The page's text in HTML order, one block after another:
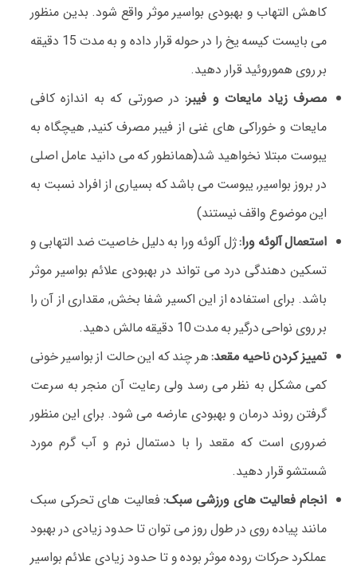
کاهش التهاب و بهبودی بواسیر موثر واقع شود. بدین منظور
می بایست کیسه یخ را در حوله قرار داده و به مدت 15 دقیقه
بر روی هموروئید قرار دهید.
مصرف زیاد مایعات و فیبر:در صورتی که به اندازه کافی
مایعات و خوراکی های غنی از فیبر مصرف کنید, هیچگاه به
یبوست مبتلا نخواهید شد(همانطور که می دانید عامل اصلی
در بروز بواسیر, یبوست می باشد که بسیاری از افراد نسبت به
این موضوع واقف نیستند)
استعمال آلوئه ورا:ژل آلوئه ورا به دلیل خاصیت ضد التهابی و
تسکین دهندگی درد می تواند در بهبودی علائم بواسیر موثر
باشد. برای استفاده از این اکسیر شفا بخش, مقداری از آن را
بر روی نواحی درگیر به مدت 10 دقیقه مالش دهید.
تمییز کردن ناحیه مقعد:هر چند که این حالت از بواسیر خونی
کمی مشکل به نظر می رسد ولی رعایت آن منجر به سرعت
گرفتن روند درمان و بهبودی عارضه می شود. برای این منظور
ضروری است که مقعد را با دستمال نرم و آب گرم مورد
شستشو قرار دهید.
انجام فعالیت های ورزشی سبک:فعالیت های تحرکی سبک
مانند پیاده روی در طول روز می توان تا حدود زیادی در بهبود
عملکرد حرکات روده موثر بوده و تا حدود زیادی علائم بواسیر